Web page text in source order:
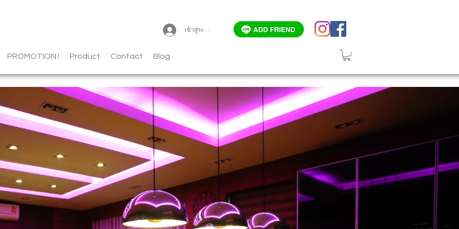
เข้าสู่ระบบ
PROMOTION ! Product Contact Blog